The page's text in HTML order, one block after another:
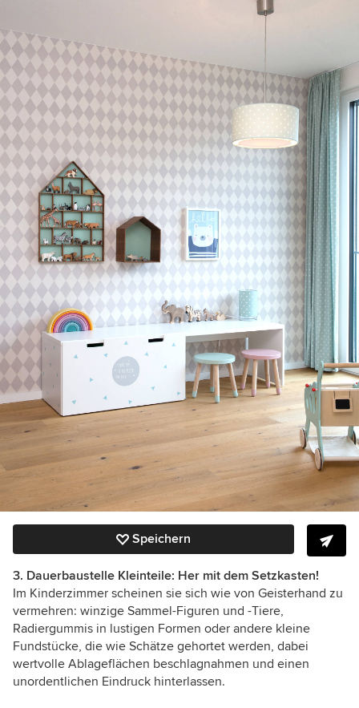
Speichern
3. Dauerbaustelle Kleinteile: Her mit dem Setzkasten!
Im Kinderzimmer scheinen sie sich wie von Geisterhand zu
vermehren: winzige Sammel-Figuren und -Tiere,
Radiergummis in lustigen Formen oder andere kleine
Fundstücke, die wie Schätze gehortet werden, dabei
wertvolle Ablageflächen beschlagnahmen und einen
unordentlichen Eindruck hinterlassen.